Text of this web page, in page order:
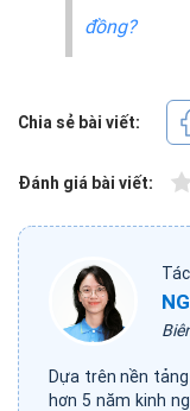
đồng?
Chia sẻ bài viết:
Đánh giá bài viết:
Dựa trên nền
hơn 5 năm kinh